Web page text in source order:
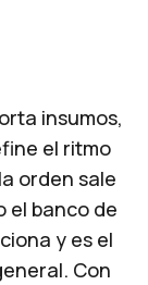
insumos,
el ritmo
orden sale
el banco de
y es el
Con